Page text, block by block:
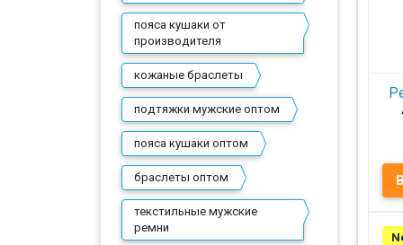
пояса кушаки от
производителя
кожаные браслеты
подтяжки мужские оптом
пояса кушаки оптом
браслеты оптом
текстильные мужские
ремни